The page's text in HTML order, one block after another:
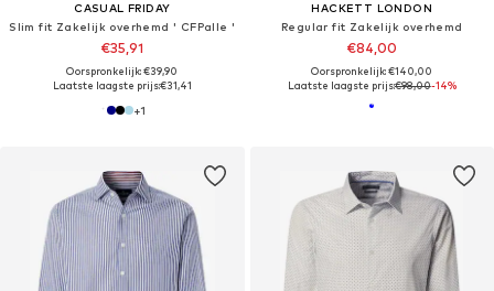
CASUAL FRIDAY
Slim fit Zakelijk overhemd ' CFPalle '
€35,91
Oorspronkelijk: €39,90
Laatste laagste prijs:€31,41
+1
HACKETT LONDON
Regular fit Zakelijk overhemd
€84,00
Oorspronkelijk: €140,00
Laatste laagste prijs:€98,00-14%